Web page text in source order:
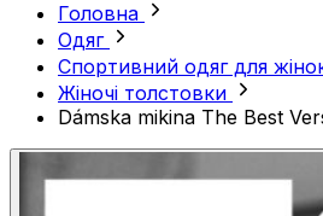
Головна
Одяг
Спортивний одяг для
Жіночі толстовки
Dámska mikina The Best